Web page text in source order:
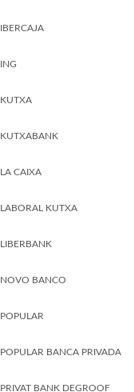
IBERCAJA
ING
KUTXA
KUTXABANK
LA CAIXA
LABORAL KUTXA
LIBERBANK
NOVO BANCO
POPULAR
POPULAR BANCA PRIVADA
PRIVAT BANK DEGROOF